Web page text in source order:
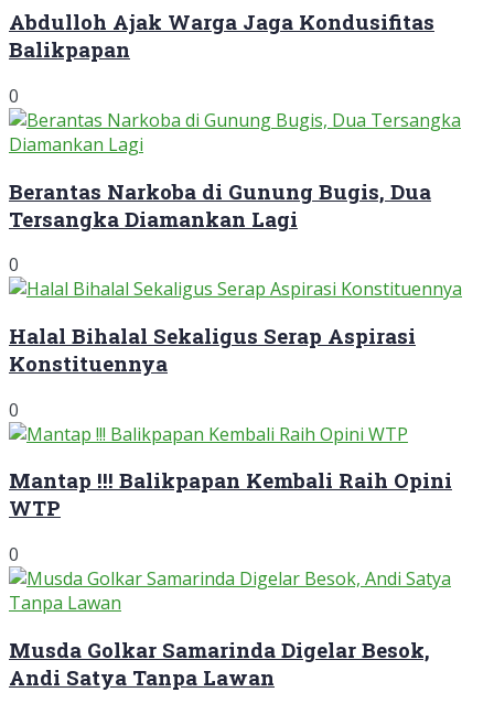
Abdulloh Ajak Warga Jaga Kondusifitas
Balikpapan
0
Berantas Narkoba di Gunung Bugis, Dua
Tersangka Diamankan Lagi
0
Halal Bihalal Sekaligus Serap Aspirasi
Konstituennya
0
Mantap !!! Balikpapan Kembali Raih Opini
WTP
0
Musda Golkar Samarinda Digelar Besok,
Andi Satya Tanpa Lawan